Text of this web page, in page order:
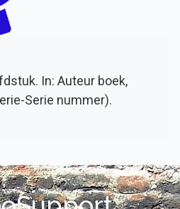
In: Auteur boek,
Serie nummer).